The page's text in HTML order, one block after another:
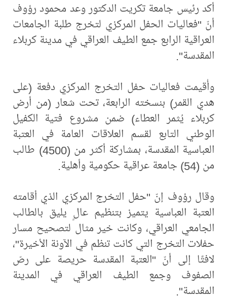
أكد رئيس جامعة تكريت الدكتور وعد محمود رؤوف
أنّ "فعاليات الحفل المركزي لتخرج طلبة الجامعات
العراقية الرابع جمع الطيف العراقي في مدينة كربلاء
المقدسة".
وأُقيمت فعاليات حفل التخرج المركزي دفعة (على
هدي القمر) بنسخته الرابعة، تحت شعار (من أرض
كربلاء يُثمر العطاء) ضمن مشروع فتية الكفيل
الوطني التابع لقسم العلاقات العامة في العتبة
العباسية المقدسة، بمشاركة أكثر من (4500) طالب
من (54) جامعة عراقية حكومية وأهلية.
وقال رؤوف إنّ "حفل التخرج المركزي الذي أقامته
العتبة العباسية يتميز بتنظيم عالٍ يليق بالطالب
الجامعي العراقي، وكانت خير مثال لتصحيح مسار
حفلات التخرج التي كانت تنظم في الآونة الأخيرة"،
لافتًا إلى أنّ "العتبة المقدسة حريصة على رصّ
الصفوف وجمع الطيف العراقي في المدينة
المقدسة".